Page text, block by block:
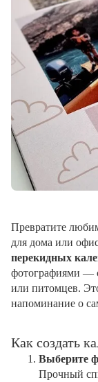
Превратите
для дома или
перекидных
фотографиями —
или питомцев.
напоминание о
Как создать
Выберите
Прочный